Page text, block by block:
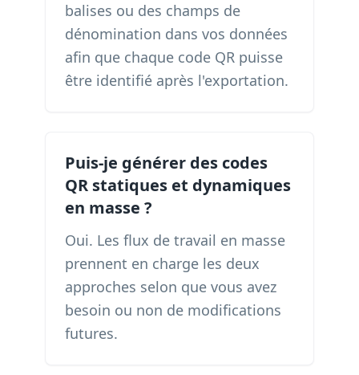
balises ou des champs de
dénomination dans vos données
afin que chaque code QR puisse
être identifié après l'exportation.
Puis-je générer des codes
QR statiques et dynamiques
en masse ?
Oui. Les flux de travail en masse
prennent en charge les deux
approches selon que vous avez
besoin ou non de modifications
futures.